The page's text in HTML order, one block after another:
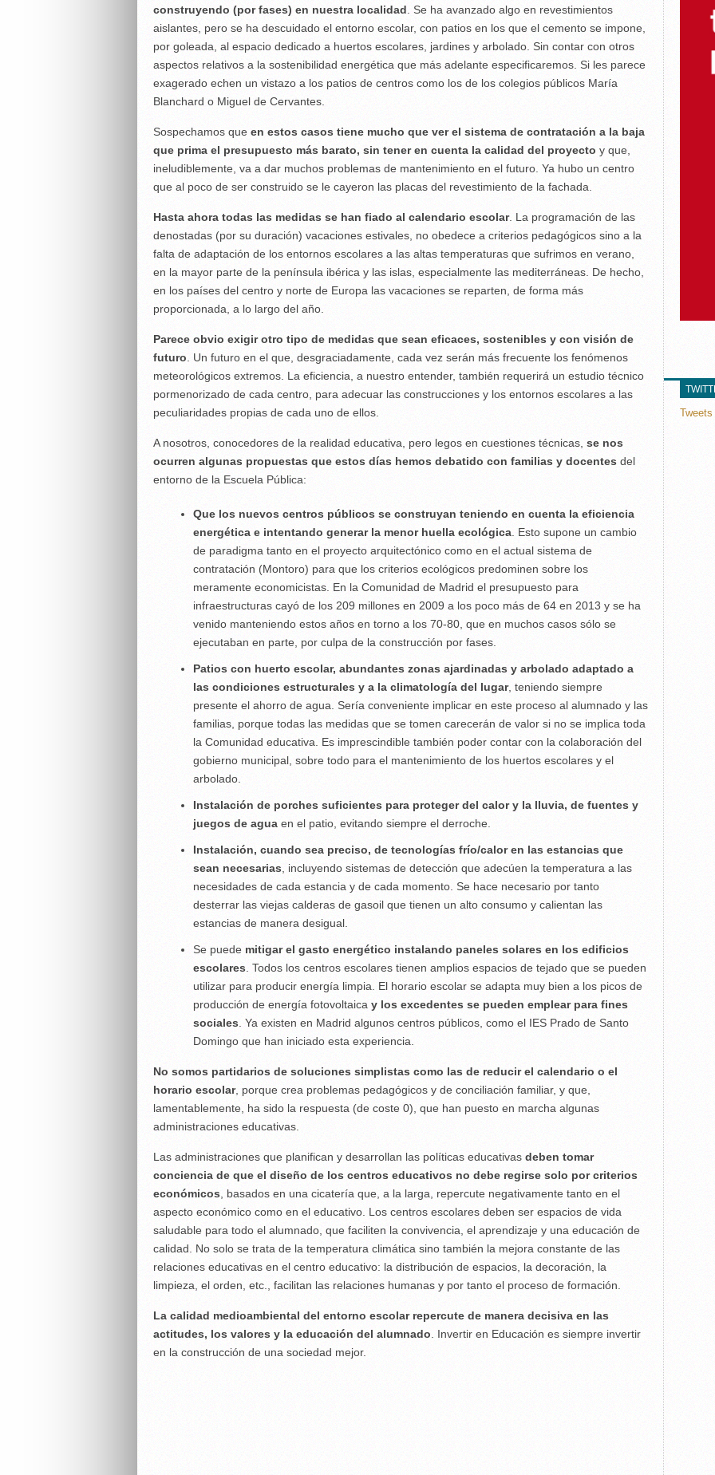
construyendo (por fases) en nuestra localidad . Se ha avanzado algo en revestimientos
aislantes, pero se ha descuidado el entorno escolar, con patios en los que el cemento se impone,
por goleada, al espacio dedicado a huertos escolares, jardines y arbolado. Sin contar con otros
aspectos relativos a la sostenibilidad energética que más adelante especificaremos. Si les parece
exagerado echen un vistazo a los patios de centros como los de los colegios públicos María
Blanchard o Miguel de Cervantes.
Sospechamos que en estos casos tiene mucho que ver el sistema de contratación a la baja
que prima el presupuesto más barato, sin tener en cuenta la calidad del proyecto y que,
ineludiblemente, va a dar muchos problemas de mantenimiento en el futuro. Ya hubo un centro
que al poco de ser construido se le cayeron las placas del revestimiento de la fachada.
Hasta ahora todas las medidas se han fiado al calendario escolar. La programación de las
denostadas (por su duración) vacaciones estivales, no obedece a criterios pedagógicos sino a la
falta de adaptación de los entornos escolares a las altas temperaturas que sufrimos en verano,
en la mayor parte de la península ibérica y las islas, especialmente las mediterráneas. De hecho,
en los países del centro y norte de Europa las vacaciones se reparten, de forma más
proporcionada, a lo largo del año.
Parece obvio exigir otro tipo de medidas que sean eficaces, sostenibles y con visión de
futuro . Un futuro en el que, desgraciadamente, cada vez serán más frecuente los fenómenos
meteorológicos extremos. La eficiencia, a nuestro entender, también requerirá un estudio técnico
pormenorizado de cada centro, para adecuar las construcciones y los entornos escolares a las
peculiaridades propias de cada uno de ellos.
A nosotros, conocedores de la realidad educativa, pero legos en cuestiones técnicas, se nos
ocurren algunas propuestas que estos días hemos debatido con familias y docentes del
entorno de la Escuela Pública:
Que los nuevos centros públicos se construyan teniendo en cuenta la eficiencia
energética e intentando generar la menor huella ecológica . Esto supone un cambio
de paradigma tanto en el proyecto arquitectónico como en el actual sistema de
contratación (Montoro) para que los criterios ecológicos predominen sobre los
meramente economicistas. En la Comunidad de Madrid el presupuesto para
infraestructuras cayó de los 209 millones en 2009 a los poco más de 64 en 2013 y se ha
venido manteniendo estos años en torno a los 70-80, que en muchos casos sólo se
ejecutaban en parte, por culpa de la construcción por fases.
Patios con huerto escolar, abundantes zonas ajardinadas y arbolado adaptado a
las condiciones estructurales y a la climatología del lugar, teniendo siempre
presente el ahorro de agua. Sería conveniente implicar en este proceso al alumnado y las
familias, porque todas las medidas que se tomen carecerán de valor si no se implica toda
la Comunidad educativa. Es imprescindible también poder contar con la colaboración del
gobierno municipal, sobre todo para el mantenimiento de los huertos escolares y el
arbolado.
Instalación de porches suficientes para proteger del calor y la lluvia, de fuentes y
juegos de agua en el patio, evitando siempre el derroche.
Instalación, cuando sea preciso, de tecnologías frío/calor en las estancias que
sean necesarias , incluyendo sistemas de detección que adecúen la temperatura a las
necesidades de cada estancia y de cada momento. Se hace necesario por tanto
desterrar las viejas calderas de gasoil que tienen un alto consumo y calientan las
estancias de manera desigual.
Se puede mitigar el gasto energético instalando paneles solares en los edificios
escolares . Todos los centros escolares tienen amplios espacios de tejado que se pueden
utilizar para producir energía limpia. El horario escolar se adapta muy bien a los picos de
producción de energía fotovoltaica y los excedentes se pueden emplear para fines
sociales . Ya existen en Madrid algunos centros públicos, como el IES Prado de Santo
Domingo que han iniciado esta experiencia.
No somos partidarios de soluciones simplistas como las de reducir el calendario o el
horario escolar, porque crea problemas pedagógicos y de conciliación familiar, y que,
lamentablemente, ha sido la respuesta (de coste 0), que han puesto en marcha algunas
administraciones educativas.
Las administraciones que planifican y desarrollan las políticas educativas deben tomar
conciencia de que el diseño de los centros educativos no debe regirse solo por criterios
económicos , basados en una cicatería que, a la larga, repercute negativamente tanto en el
aspecto económico como en el educativo. Los centros escolares deben ser espacios de vida
saludable para todo el alumnado, que faciliten la convivencia, el aprendizaje y una educación de
calidad. No solo se trata de la temperatura climática sino también la mejora constante de las
relaciones educativas en el centro educativo: la distribución de espacios, la decoración, la
limpieza, el orden, etc., facilitan las relaciones humanas y por tanto el proceso de formación.
La calidad medioambiental del entorno escolar repercute de manera decisiva en las
actitudes, los valores y la educación del alumnado . Invertir en Educación es siempre invertir
en la construcción de una sociedad mejor.